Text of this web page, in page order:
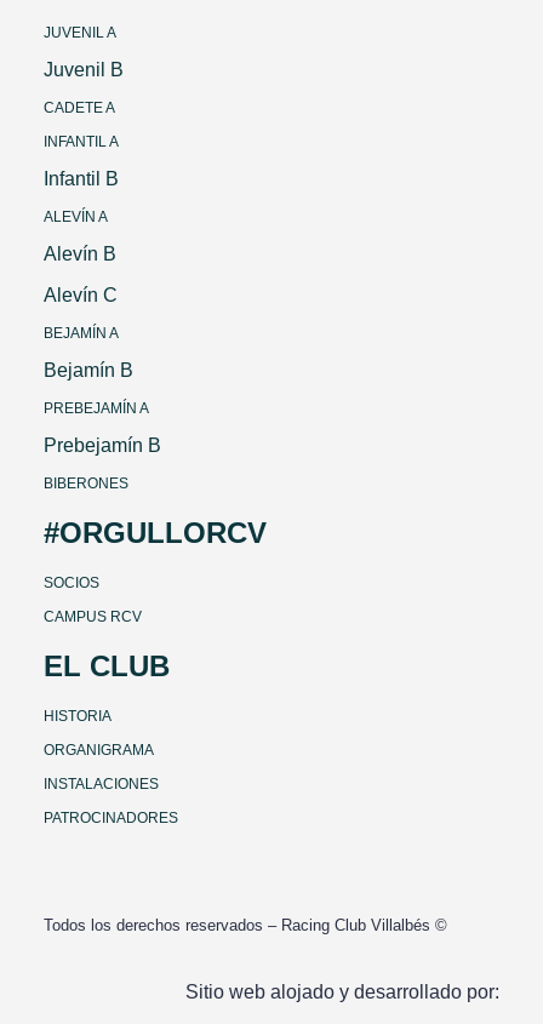
JUVENIL A
Juvenil B
CADETE A
INFANTIL A
Infantil B
ALEVÍN A
Alevín B
Alevín C
BEJAMÍN A
Bejamín B
PREBEJAMÍN A
Prebejamín B
BIBERONES
#ORGULLORCV
SOCIOS
CAMPUS RCV
EL CLUB
HISTORIA
ORGANIGRAMA
INSTALACIONES
PATROCINADORES
Todos los derechos reservados – Racing Club Villalbés ©
Sitio web alojado y desarrollado por: